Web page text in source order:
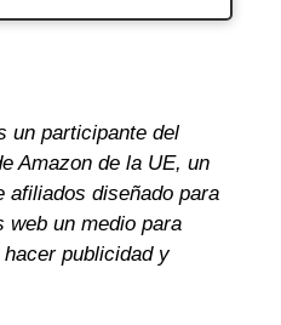
un participante del
Amazon de la UE, un
afiliados diseñado para
web un medio para
publicidad y